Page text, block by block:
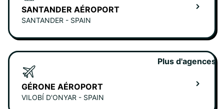
SANTANDER AÉROPORT
SANTANDER - SPAIN
GÉRONE AÉROPORT
VILOBÍ D'ONYAR - SPAIN
Plus d'agences